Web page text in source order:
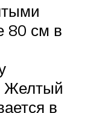
80 см в
Желтый
в